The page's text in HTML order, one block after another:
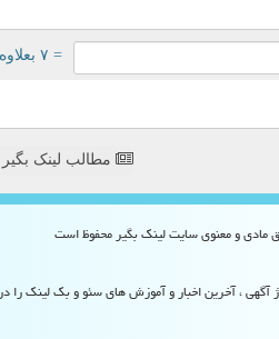
= ۷ بعلاوه ۳
مطالب لینک بگیر
آگهی ، آخرین اخبار و آموزش های سئو و بک لینک را